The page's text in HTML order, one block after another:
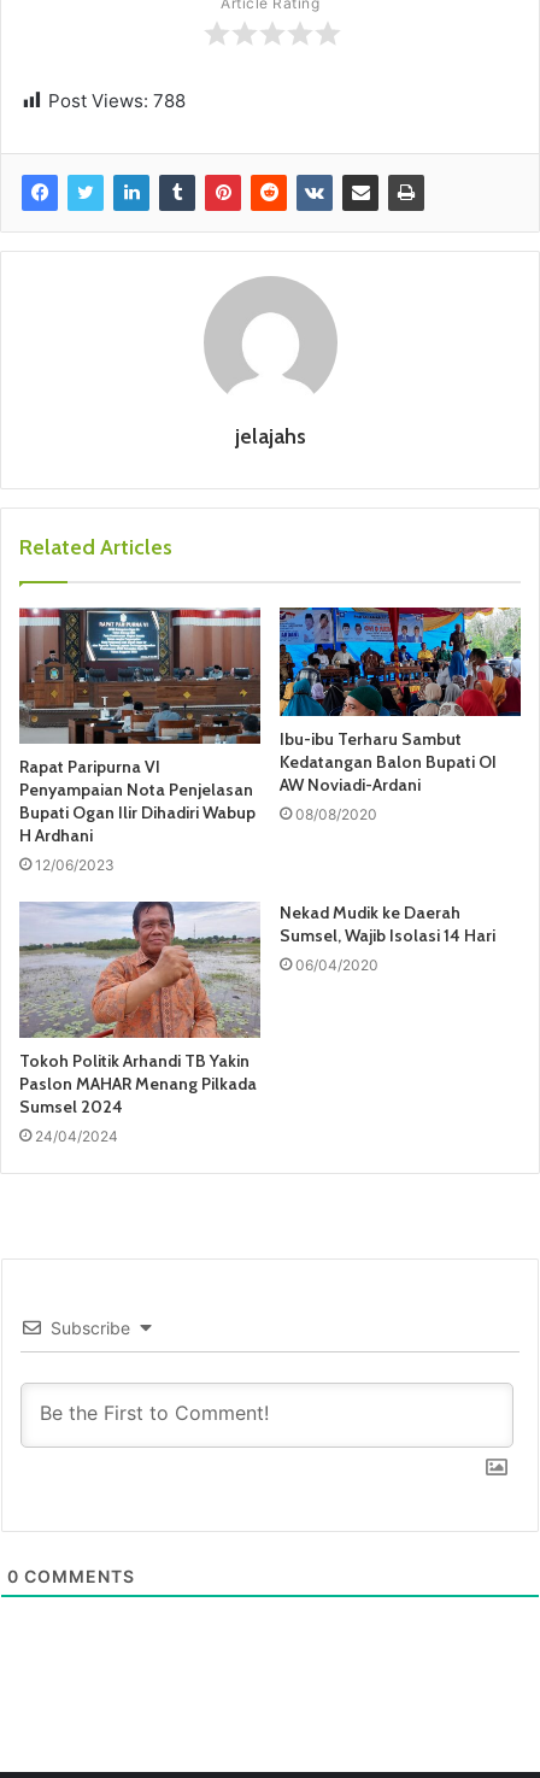
Post Views: 788
jelajahs
Related Articles
Rapat Paripurna VI
Penyampaian Nota Penjelasan
Bupati Ogan Ilir Dihadiri Wabup
H Ardhani
12/06/2023
Ibu-ibu Terharu Sambut
Kedatangan Balon Bupati OI
AW Noviadi-Ardani
08/08/2020
Tokoh Politik Arhandi TB Yakin
Paslon MAHAR Menang Pilkada
Sumsel 2024
24/04/2024
Nekad Mudik ke Daerah
Sumsel, Wajib Isolasi 14 Hari
06/04/2020
Subscribe
0 COMMENTS